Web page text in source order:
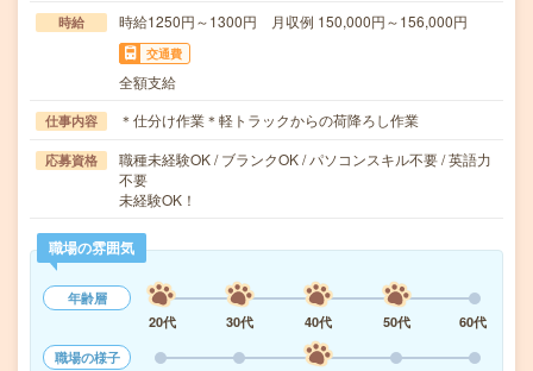
時給 時給1250円～1300円 月収例 150,000円～156,000円
交通費
全額支給
仕事内容 ＊仕分け作業＊軽トラックからの荷降ろし作業
応募資格
職種未経験OK / ブランクOK / パソコンスキル不要 / 英語力
不要
未経験OK！
職場の雰囲気
年齢層
20代
30代 40代 50代
60代
職場の様子